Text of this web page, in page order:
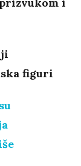
i
figuri